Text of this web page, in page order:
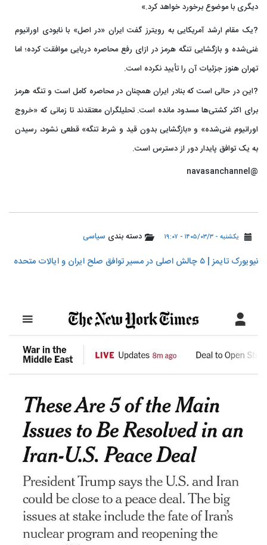
دیگری با موضوع برخورد خواهد کرد.»
?یک مقام ارشد آمریکایی به رویترز گفت ایران «در اصل» با نابودی اورانیوم
غنی‌‌شده و بازگشایی تنگه هرمز در ازای رفع محاصره دریایی موافقت کرده؛ اما
تهران هنوز جزئیات آن را تأیید نکرده است.
?این در حالی است که بنادر ایران همچنان در محاصره کامل است و تنگه هرمز
برای اکثر کشتی‌ها مسدود مانده است. تحلیلگران معتقدند تا زمانی که «خروج
اورانیوم غنی‌شده» و «بازگشایی بدون قید و شرط تنگه» قطعی نشود، رسیدن
به یک توافق پایدار دور از دسترس است.
@navasanchannel
یکشنبه - ۱۴۰۵/۰۳/۳ - ۱۹:۰۷ دسته بندی سیاسی
نیویورک تایمز | ۵ چالش اصلی در مسیر توافق صلح ایران و ایالات متحده